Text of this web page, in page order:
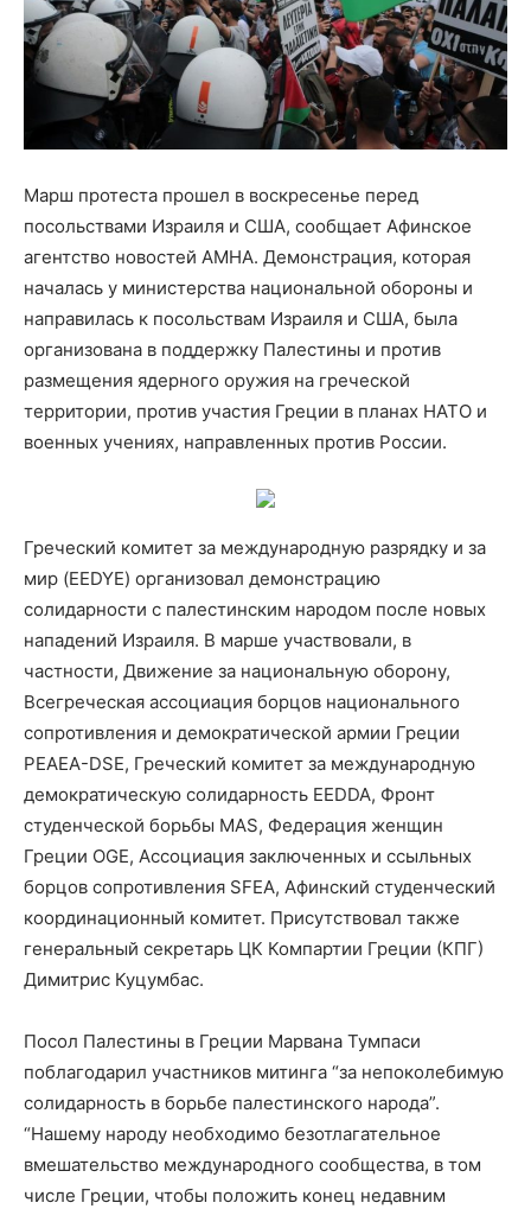
Марш протеста прошел в воскресенье перед
посольствами Израиля и США, сообщает Афинское
агентство новостей АМНА. Демонстрация, которая
началась у министерства национальной обороны и
направилась к посольствам Израиля и США, была
организована в поддержку Палестины и против
размещения ядерного оружия на греческой
территории, против участия Греции в планах НАТО и
военных учениях, направленных против России.
Греческий комитет за международную разрядку и за
мир (EEDYE) организовал демонстрацию
солидарности с палестинским народом после новых
нападений Израиля. В марше участвовали, в
частности, Движение за национальную оборону,
Всегреческая ассоциация борцов национального
сопротивления и демократической армии Греции
PEAEA-DSE, Греческий комитет за международную
демократическую солидарность EEDDA, Фронт
студенческой борьбы MAS, Федерация женщин
Греции OGE, Ассоциация заключенных и ссыльных
борцов сопротивления SFEA, Афинский студенческий
координационный комитет. Присутствовал также
генеральный секретарь ЦК Компартии Греции (КПГ)
Димитрис Куцумбас.
Посол Палестины в Греции Марвана Тумпаси
поблагодарил участников митинга “за непоколебимую
солидарность в борьбе палестинского народа”.
“Нашему народу необходимо безотлагательное
вмешательство международного сообщества, в том
числе Греции, чтобы положить конец недавним